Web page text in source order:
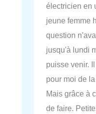
électricien en
jeune femme
question
jusqu'à lundi
puisse venir.
pour moi de
Mais grâce à
de faire.